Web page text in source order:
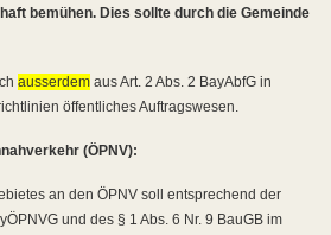
bemühen. Dies sollte durch die Gemeinde
ausserdem aus Art. 2 Abs. 2 BayAbfG in
öffentliches Auftragswesen.
(ÖPNV):
an den ÖPNV soll entsprechend der
und des § 1 Abs. 6 Nr. 9 BauGB im